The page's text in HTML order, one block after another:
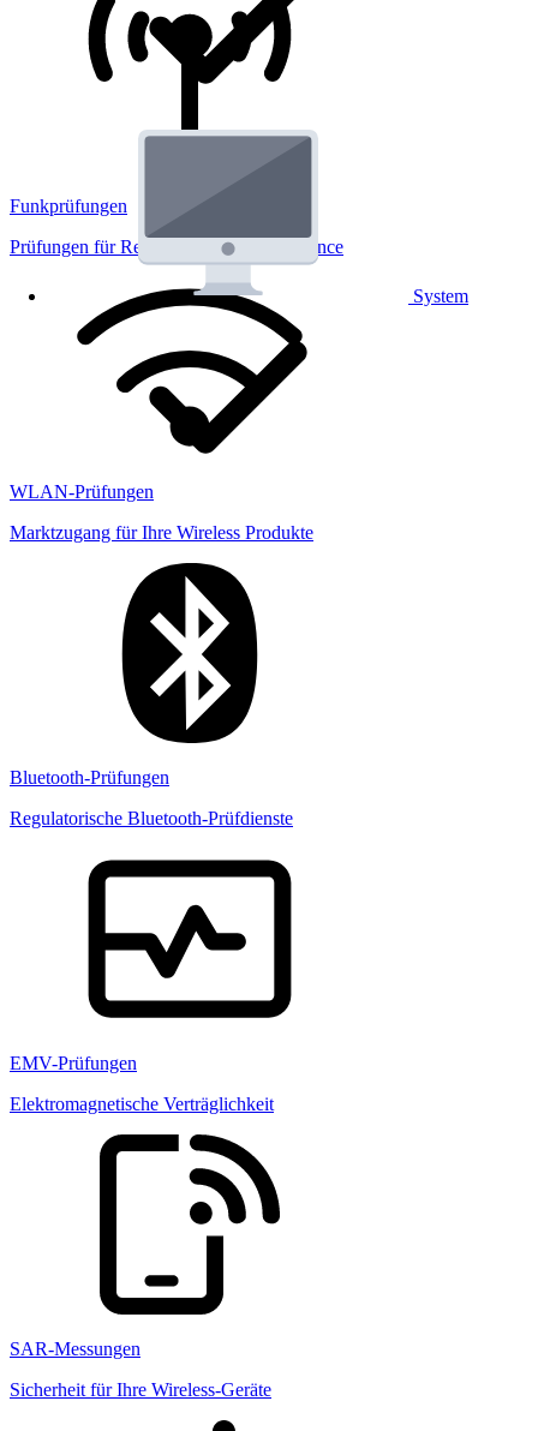
System
Funkprüfungen
Prüfungen für Regulatorik und Performance
WLAN-Prüfungen
Marktzugang für Ihre Wireless Produkte
Bluetooth-Prüfungen
Regulatorische Bluetooth-Prüfdienste
EMV-Prüfungen
Elektromagnetische Verträglichkeit
SAR-Messungen
Sicherheit für Ihre Wireless-Geräte